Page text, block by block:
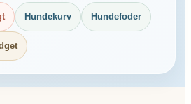
Hundekurv Hundefoder